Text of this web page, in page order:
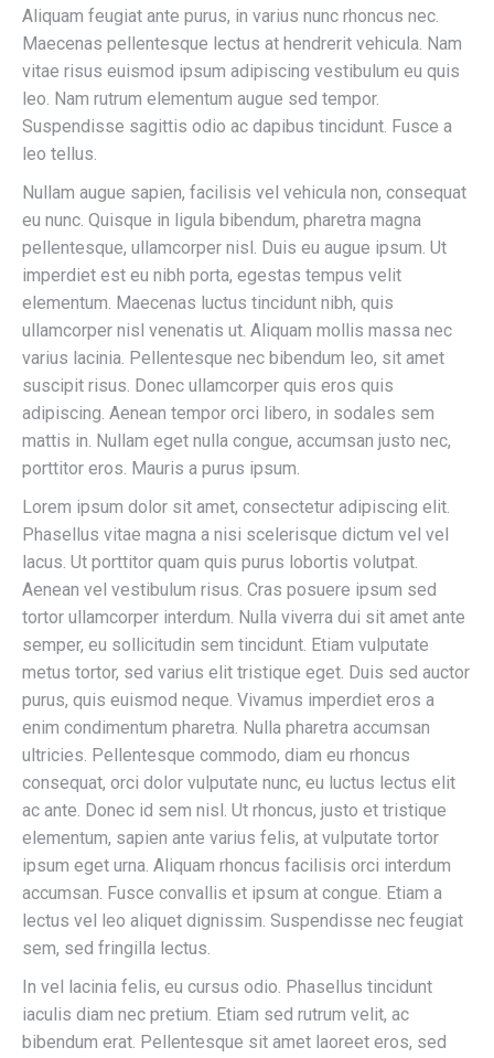
Aliquam feugiat ante purus, in varius nunc rhoncus nec.
Maecenas pellentesque lectus at hendrerit vehicula. Nam
vitae risus euismod ipsum adipiscing vestibulum eu quis
leo. Nam rutrum elementum augue sed tempor.
Suspendisse sagittis odio ac dapibus tincidunt. Fusce a
leo tellus.
Nullam augue sapien, facilisis vel vehicula non, consequat
eu nunc. Quisque in ligula bibendum, pharetra magna
pellentesque, ullamcorper nisl. Duis eu augue ipsum. Ut
imperdiet est eu nibh porta, egestas tempus velit
elementum. Maecenas luctus tincidunt nibh, quis
ullamcorper nisl venenatis ut. Aliquam mollis massa nec
varius lacinia. Pellentesque nec bibendum leo, sit amet
suscipit risus. Donec ullamcorper quis eros quis
adipiscing. Aenean tempor orci libero, in sodales sem
mattis in. Nullam eget nulla congue, accumsan justo nec,
porttitor eros. Mauris a purus ipsum.
Lorem ipsum dolor sit amet, consectetur adipiscing elit.
Phasellus vitae magna a nisi scelerisque dictum vel vel
lacus. Ut porttitor quam quis purus lobortis volutpat.
Aenean vel vestibulum risus. Cras posuere ipsum sed
tortor ullamcorper interdum. Nulla viverra dui sit amet ante
semper, eu sollicitudin sem tincidunt. Etiam vulputate
metus tortor, sed varius elit tristique eget. Duis sed auctor
purus, quis euismod neque. Vivamus imperdiet eros a
enim condimentum pharetra. Nulla pharetra accumsan
ultricies. Pellentesque commodo, diam eu rhoncus
consequat, orci dolor vulputate nunc, eu luctus lectus elit
ac ante. Donec id sem nisl. Ut rhoncus, justo et tristique
elementum, sapien ante varius felis, at vulputate tortor
ipsum eget urna. Aliquam rhoncus facilisis orci interdum
accumsan. Fusce convallis et ipsum at congue. Etiam a
lectus vel leo aliquet dignissim. Suspendisse nec feugiat
sem, sed fringilla lectus.
In vel lacinia felis, eu cursus odio. Phasellus tincidunt
iaculis diam nec pretium. Etiam sed rutrum velit, ac
bibendum erat. Pellentesque sit amet laoreet eros, sed